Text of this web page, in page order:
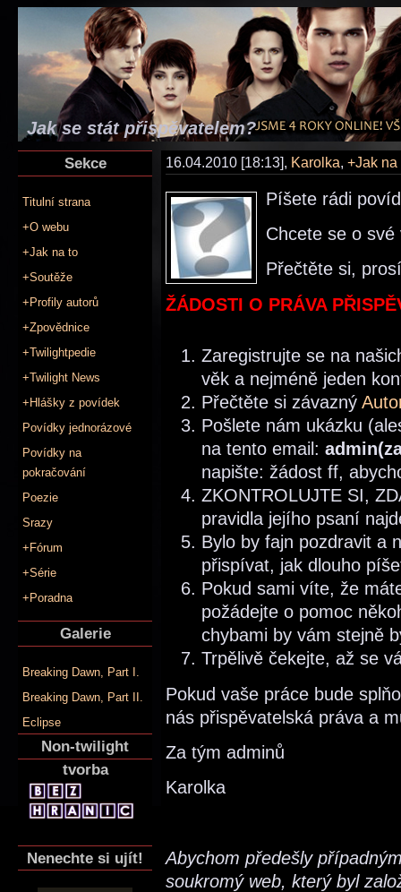
Jak se stát přispěvatelem?
Sekce
Titulní strana
+O webu
+Jak na to
+Soutěže
+Profily autorů
+Zpovědnice
+Twilightpedie
+Twilight News
+Hlášky z povídek
Povídky jednorázové
Povídky na
pokračování
Poezie
Srazy
+Fórum
+Série
+Poradna
Galerie
Breaking Dawn, Part I.
Breaking Dawn, Part II.
Eclipse
Non-twilight
tvorba
Nenechte si ujít!
16.04.2010 [18:13], Karolka, +Jak na
Píšete rádi
Chcete se o
Přečtěte si,
ŽÁDOSTI O PRÁVA
Zaregistrujte se na
věk a nejméně jeden
Přečtěte si závazný
Pošlete nám ukázku
na tento email:
napište: žádost ff,
ZKONTROLUJTE SI,
pravidla jejího psaní
Bylo by fajn pozdravit a
přispívat, jak dlouho
Pokud sami víte, že
požádejte o pomoc
chybami by vám stejně
Trpělivě čekejte, až se
Pokud vaše práce bude
nás přispěvatelská práva a
Za tým adminů
Karolka
Abychom předešly
soukromý web, který byl